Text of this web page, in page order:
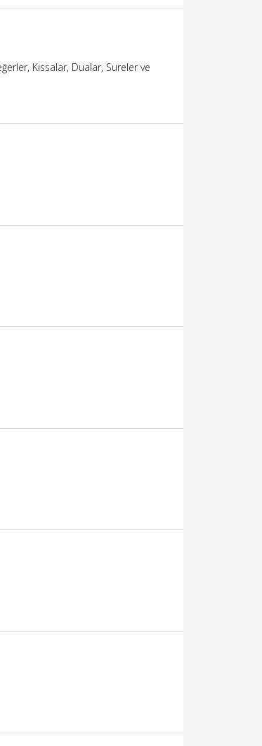
Kıssalar, Dualar, Sureler ve